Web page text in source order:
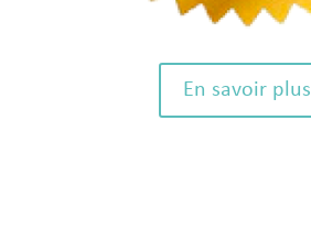
En savoir plus